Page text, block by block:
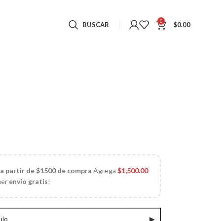
BUSCAR 0 $0.00
partir de $1500 de compra Agrega$1,500.00
envío gratis!
▶